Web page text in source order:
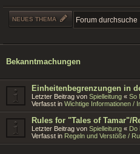
NEUES THEMA
Bekanntmachungen
Einheitenbegrenzungen in
Letzter Beitrag von Spielleitung « So
Verfasst in Wichtige Informationen /
Rules for "Tales of Tamar"/
Letzter Beitrag von Spielleitung « Do
Verfasst in Regeln und Verstöße /